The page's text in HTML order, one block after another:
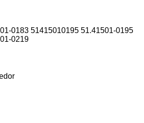
0183 51415010195 51.41501-0195
0219